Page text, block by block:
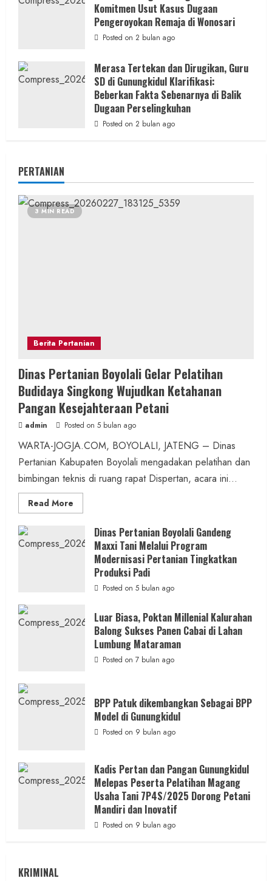
Komitmen Usut Kasus Dugaan
Pengeroyokan Remaja di Wonosari
Posted on 2 bulan ago
Merasa Tertekan dan Dirugikan, Guru
SD di Gunungkidul Klarifikasi:
Beberkan Fakta Sebenarnya di Balik
Dugaan Perselingkuhan
Posted on 2 bulan ago
PERTANIAN
3 MIN READ
Berita Pertanian
Dinas Pertanian Boyolali Gelar Pelatihan
Budidaya Singkong Wujudkan Ketahanan
Pangan Kesejahteraan Petani
admin Posted on 5 bulan ago
WARTA-JOGJA.COM, BOYOLALI, JATENG – Dinas
Pertanian Kabupaten Boyolali mengadakan pelatihan dan
bimbingan teknis di ruang rapat Dispertan, acara ini...
Read More
more
Dinas
Pertanian
Boyolali
Gelar
Pelatihan
Budidaya
Singkong
Wujudkan
Kesejahteraan
Petani
Dinas Pertanian Boyolali Gandeng
Maxxi Tani Melalui Program
Modernisasi Pertanian Tingkatkan
Produksi Padi
Posted on 5 bulan ago
Luar Biasa, Poktan Millenial Kalurahan
Balong Sukses Panen Cabai di Lahan
Lumbung Mataraman
Posted on 7 bulan ago
BPP Patuk dikembangkan Sebagai BPP
Model di Gunungkidul
Posted on 9 bulan ago
Kadis Pertan dan Pangan Gunungkidul
Melepas Peserta Pelatihan Magang
Usaha Tani 7P4S/2025 Dorong Petani
Mandiri dan Inovatif
Posted on 9 bulan ago
KRIMINAL